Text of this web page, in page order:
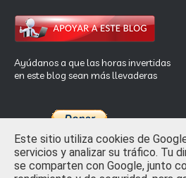
Ayúdanos a que las horas invertidas
en este blog sean más llevaderas
Este sitio utiliza cookies de
servicios y analizar su tráfico. Tu
se comparten con Google, junto